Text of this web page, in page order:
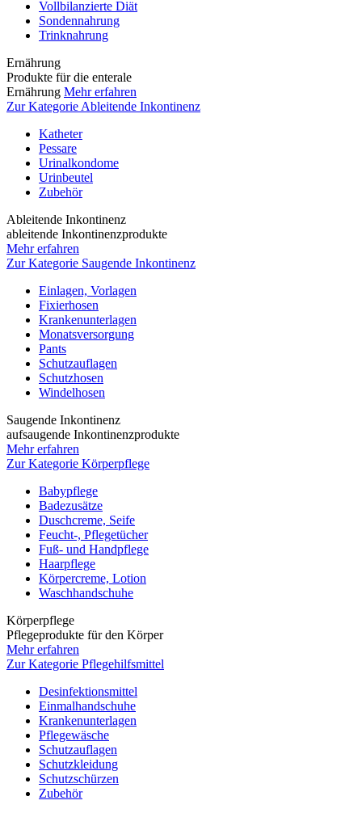
Vollbilanzierte Diät
Sondennahrung
Trinknahrung
Ernährung
Produkte für die enterale
Ernährung Mehr erfahren
Zur Kategorie Ableitende Inkontinenz
Katheter
Pessare
Urinalkondome
Urinbeutel
Zubehör
Ableitende Inkontinenz
ableitende Inkontinenzprodukte
Mehr erfahren
Zur Kategorie Saugende Inkontinenz
Einlagen, Vorlagen
Fixierhosen
Krankenunterlagen
Monatsversorgung
Pants
Schutzauflagen
Schutzhosen
Windelhosen
Saugende Inkontinenz
aufsaugende Inkontinenzprodukte
Mehr erfahren
Zur Kategorie Körperpflege
Babypflege
Badezusätze
Duschcreme, Seife
Feucht-, Pflegetücher
Fuß- und Handpflege
Haarpflege
Körpercreme, Lotion
Waschhandschuhe
Körperpflege
Pflegeprodukte für den Körper
Mehr erfahren
Zur Kategorie Pflegehilfsmittel
Desinfektionsmittel
Einmalhandschuhe
Krankenunterlagen
Pflegewäsche
Schutzauflagen
Schutzkleidung
Schutzschürzen
Zubehör